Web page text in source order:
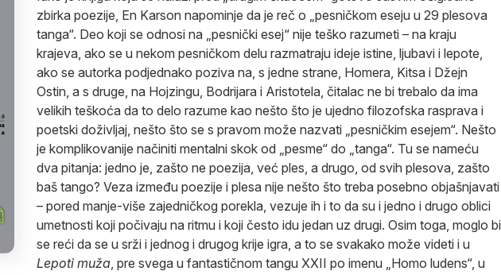
zbirka poezije, En Karson napominje da je reč o „pesničkom eseju u 29 plesova
tanga“. Deo koji se odnosi na „pesnički esej“ nije teško razumeti – na kraju
krajeva, ako se u nekom pesničkom delu razmatraju ideje istine, ljubavi i lepote,
ako se autorka podjednako poziva na, s jedne strane, Homera, Kitsa i Džejn
Ostin, a s druge, na Hojzingu, Bodrijara i Aristotela, čitalac ne bi trebalo da ima
velikih teškoća da to delo razume kao nešto što je ujedno filozofska rasprava i
poetski doživljaj, nešto što se s pravom može nazvati „pesničkim esejem“. Nešto
je komplikovanije načiniti mentalni skok od „pesme“ do „tanga“. Tu se nameću
dva pitanja: jedno je, zašto ne poezija, već ples, a drugo, od svih plesova, zašto
baš tango? Veza između poezije i plesa nije nešto što treba posebno objašnjavati
– pored manje-više zajedničkog porekla, vezuje ih i to da su i jedno i drugo oblici
umetnosti koji počivaju na ritmu i koji često idu jedan uz drugi. Osim toga, moglo bi
se reći da se u srži i jednog i drugog krije igra, a to se svakako može videti i u
Lepoti muža, pre svega u fantastičnom tangu XXII po imenu „Homo ludens“, u